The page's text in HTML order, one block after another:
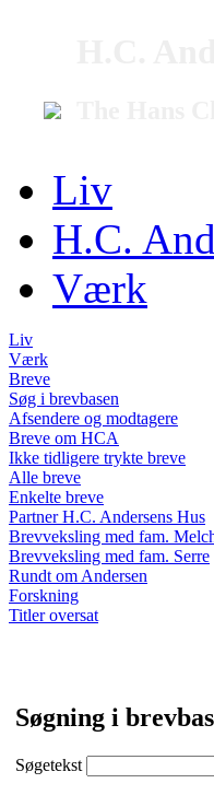
Liv
H.C.
Værk
Liv
Værk
Breve
Søg i brevbasen
Afsendere og modtagere
Breve om HCA
Ikke tidligere trykte breve
Alle breve
Enkelte breve
Partner H.C. Andersens Hus
Brevveksling med fam.
Brevveksling med fam. Serre
Rundt om Andersen
Forskning
Titler oversat
Søgning i
Søgetekst